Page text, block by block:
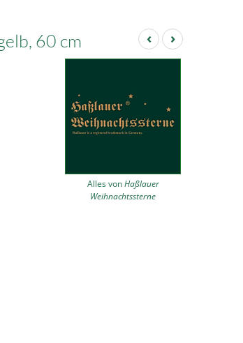
‹ ›
60 cm
Alles vonHaßlauer
Weihnachtssterne